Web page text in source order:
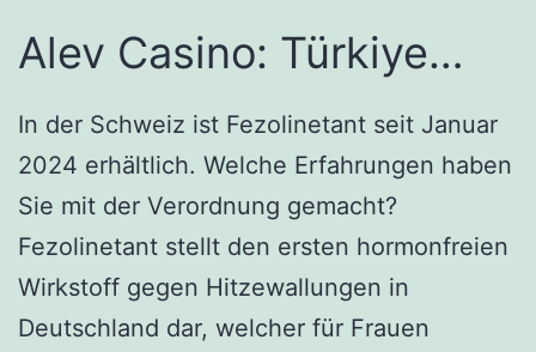
Alev Casino: Türkiye…
In der Schweiz ist Fezolinetant seit Januar
2024 erhältlich. Welche Erfahrungen haben
Sie mit der Verordnung gemacht?
Fezolinetant stellt den ersten hormonfreien
Wirkstoff gegen Hitzewallungen in
Deutschland dar, welcher für Frauen